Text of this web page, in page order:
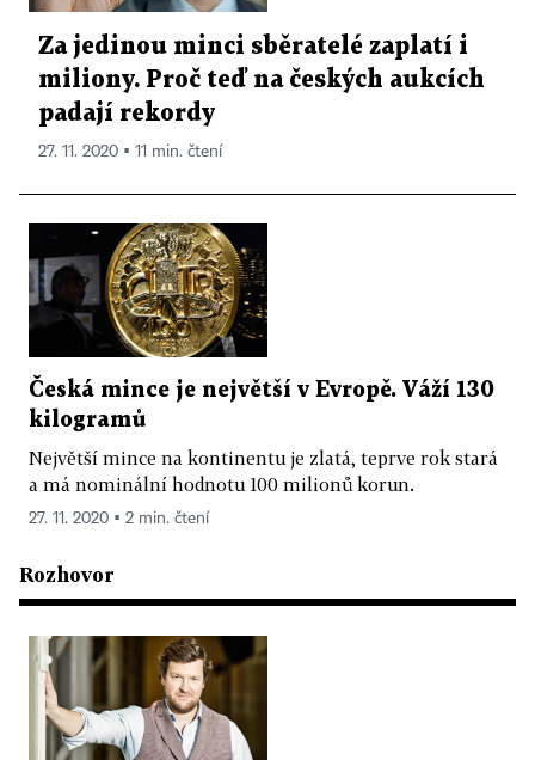
Za jedinou minci sběratelé zaplatí i
miliony. Proč teď na českých aukcích
padají rekordy
27. 11. 2020 ▪ 11 min. čtení
Česká mince je největší v Evropě. Váží 130
kilogramů
Největší mince na kontinentu je zlatá, teprve rok stará
a má nominální hodnotu 100 milionů korun.
27. 11. 2020 ▪ 2 min. čtení
Rozhovor